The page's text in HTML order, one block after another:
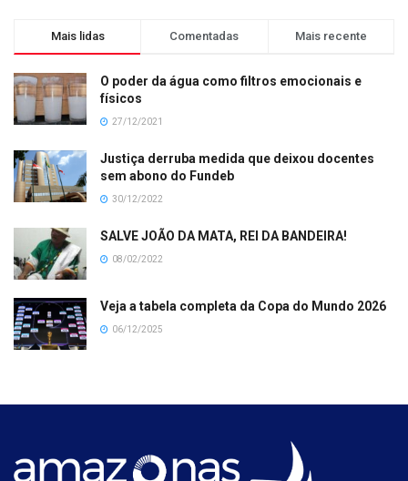
Mais lidas Comentadas Mais recente
O poder da água como filtros emocionais e
físicos
27/12/2021
Justiça derruba medida que deixou docentes
sem abono do Fundeb
30/12/2022
SALVE JOÃO DA MATA, REI DA BANDEIRA!
08/02/2022
Veja a tabela completa da Copa do Mundo 2026
06/12/2025